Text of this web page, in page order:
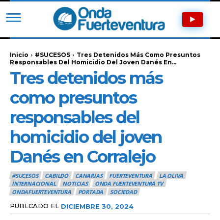
Inicio #SUCESOS
Tres Detenidos Más Como Presuntos
Responsables Del Homicidio Del Joven Danés En...
Tres detenidos más
como presuntos
responsables del
homicidio del joven
Danés en Corralejo
#SUCESOS CABILDO CANARIAS FUERTEVENTURA
LA OLIVA
INTERNACIONAL
NOTICIAS
ONDA FUERTEVENTURA TV
ONDAFUERTEVENTURA
PORTADA SOCIEDAD
PUBLCADO EL DICIEMBRE 30, 2024